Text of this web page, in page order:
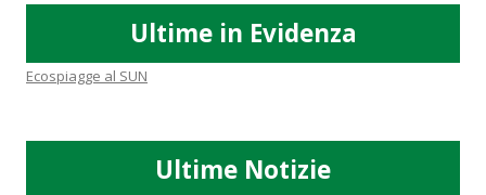
Ultime in Evidenza
Ecospiagge al SUN
Ultime Notizie